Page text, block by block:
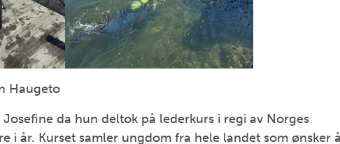
Haugeto
da hun deltok på lederkurs i regi av Norges
i år. Kurset samler ungdom fra hele landet som ønsker